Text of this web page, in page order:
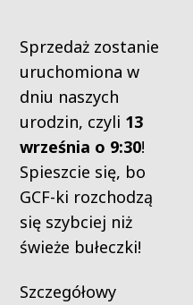
Sprzedaż zostanie
uruchomiona w
dniu naszych
urodzin, czyli 13
września o 9:30!
Spieszcie się, bo
GCF-ki rozchodzą
się szybciej niż
świeże bułeczki!
Szczegółowy